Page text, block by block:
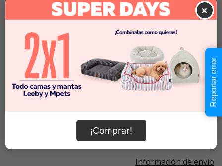
Descripción
Cantidad:
- +
$3.990
En Stock
Añadir al carrito
Información de envío
×
¡Comprar!
Reportar error